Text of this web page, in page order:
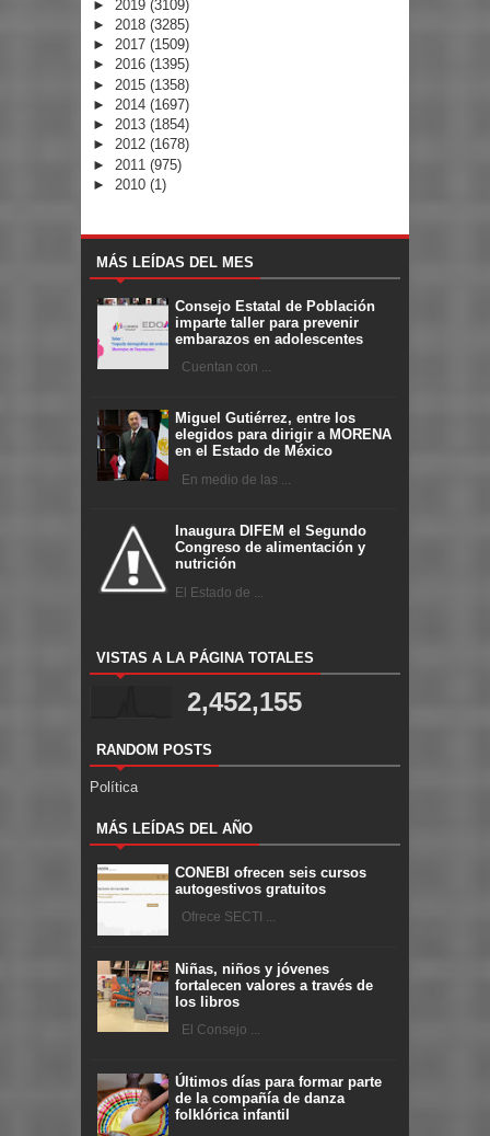
► 2019 (3109)
► 2018 (3285)
► 2017 (1509)
► 2016 (1395)
► 2015 (1358)
► 2014 (1697)
► 2013 (1854)
► 2012 (1678)
► 2011 (975)
► 2010 (1)
MÁS LEÍDAS DEL MES
Consejo Estatal de Población
imparte taller para prevenir
embarazos en adolescentes
Cuentan con ...
Miguel Gutiérrez, entre los
elegidos para dirigir a MORENA
en el Estado de México
En medio de las ...
Inaugura DIFEM el Segundo
Congreso de alimentación y
nutrición
El Estado de ...
VISTAS A LA PÁGINA TOTALES
2,452,155
RANDOM POSTS
Política
MÁS LEÍDAS DEL AÑO
CONEBI ofrecen seis cursos
autogestivos gratuitos
Ofrece SECTI ...
Niñas, niños y jóvenes
fortalecen valores a través de
los libros
El Consejo ...
Últimos días para formar parte
de la compañía de danza
folklórica infantil